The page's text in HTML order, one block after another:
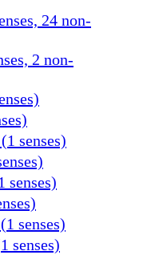
24 non-
2 non-
senses)
senses)
senses)
senses)